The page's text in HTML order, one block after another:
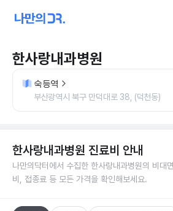
한사랑내과병원
숙등역
부산광역시 북구 만덕대로 38, (덕천동)
한사랑내과병원 진료비 안내
나만의닥터에서 수집한 한사랑내과병원의 비대
비, 접종료 등 모든 가격을 확인해보세요.